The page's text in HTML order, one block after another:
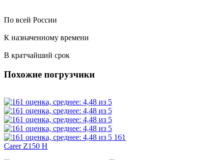
По всей России
К назначенному времени
В кратчайший срок
Похожие погрузчики
161
Carer Z150 H